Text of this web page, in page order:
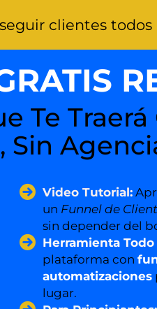
clientes todos
Te
Video Tutorial:
un Funnel de
sin depender del
Herramienta Todo
plataforma con
automatizaciones
lugar.